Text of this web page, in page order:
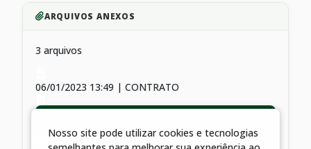
ARQUIVOS ANEXOS
3 arquivos
06/01/2023 13:49 | CONTRATO
Nosso site pode utilizar cookies e tecnologias